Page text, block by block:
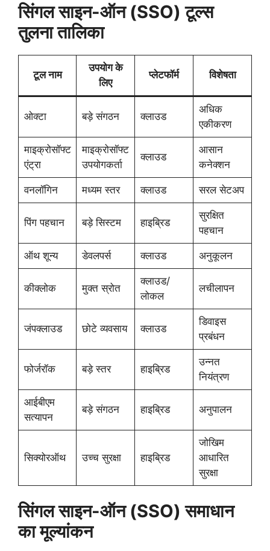
सिंगल साइन-ऑन (SSO) टूल्स
तुलना तालिका
टूल नाम
उपयोग के
लिए
प्लेटफॉर्म विशेषता
ओक्टा बड़े संगठन क्लाउड
अधिक
एकीकरण
माइक्रोसॉफ्ट
एंट्रा
माइक्रोसॉफ्ट
उपयोगकर्ता
क्लाउड
आसान
कनेक्शन
वनलॉगिन मध्यम स्तर क्लाउड सरल सेटअप
पिंग पहचान बड़े सिस्टम हाइब्रिड
सुरक्षित
पहचान
ऑथ शून्य डेवलपर्स क्लाउड अनुकूलन
कीक्लोक मुक्त स्रोत
क्लाउड/
लोकल
लचीलापन
जंपक्लाउड छोटे व्यवसाय क्लाउड
डिवाइस
प्रबंधन
फोर्जरॉक बड़े स्तर हाइब्रिड
उन्नत
नियंत्रण
आईबीएम
सत्यापन
बड़े संगठन हाइब्रिड अनुपालन
सिक्योरऑथ उच्च सुरक्षा हाइब्रिड
जोखिम
आधारित
सुरक्षा
सिंगल साइन-ऑन (SSO) समाधान
का मूल्यांकन